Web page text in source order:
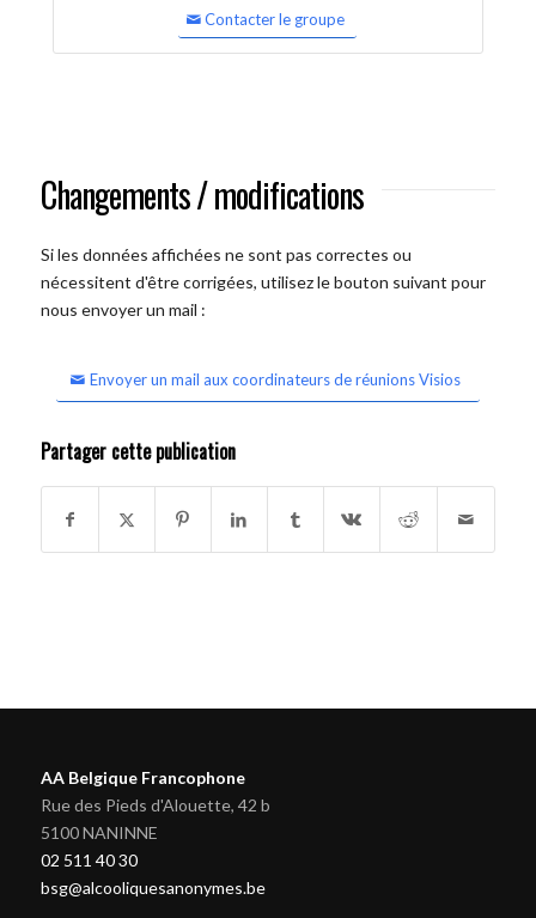
Contacter le groupe
Changements / modifications
Si les données affichées ne sont pas correctes ou
nécessitent d'être corrigées, utilisez le bouton suivant pour
nous envoyer un mail :
Envoyer un mail aux coordinateurs de réunions Visios
Partager cette publication
AA Belgique Francophone
Rue des Pieds d'Alouette, 42 b
5100 NANINNE
02 511 40 30
bsg@alcooliquesanonymes.be